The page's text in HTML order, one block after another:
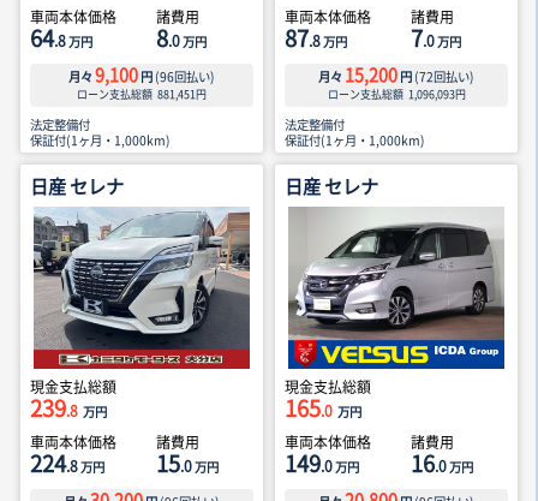
車両本体価格
64.8万円
諸費用
8.0万円
月々 9,100 円 (96回払い)
ローン支払総額 881,451円
法定整備付
保証付(1ヶ月・1,000km)
車両本体価格
87.8万円
諸費用
7.0万円
月々 15,200 円 (72回払い)
ローン支払総額 1,096,093円
法定整備付
保証付(1ヶ月・1,000km)
日産 セレナ
現金支払総額
239.8 万円
車両本体価格
224.8万円
諸費用
15.0万円
日産 セレナ
現金支払総額
165.0 万円
車両本体価格
149.0万円
諸費用
16.0万円